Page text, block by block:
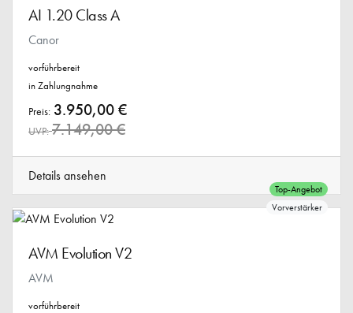
AI 1.20 Class A
Canor
vorführbereit
in Zahlungnahme
Preis: 3.950,00 €
UVP: 7.149,00 €
Details ansehen
Top-Angebot
Vorverstärker
AVM Evolution V2
AVM
vorführbereit